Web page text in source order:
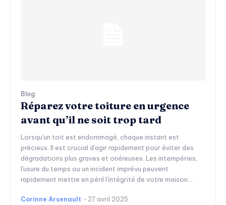
Blog
Réparez votre toiture en urgence
avant qu’il ne soit trop tard
Lorsqu'un toit est endommagé, chaque instant est
précieux. Il est crucial d'agir rapidement pour éviter des
dégradations plus graves et onéreuses. Les intempéries,
l'usure du temps ou un incident imprévu peuvent
rapidement mettre en péril l'intégrité de votre maison....
Corinne Arsenault - 27 avril 2025